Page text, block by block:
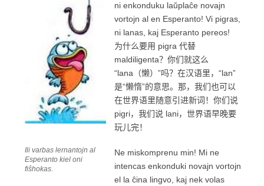
Ili varbas lernantojn al
Esperanto kiel oni
fiŝhokas.
ni enkonduku laŭplaĉe novajn
vortojn al en Esperanto! Vi pigras,
ni lanas, kaj Esperanto pereos!
为什么要用 pigra 代替
maldiligenta？你们就这么
“lana（懒）”吗？在汉语里，“lan”
是“懒惰”的意思。那，我们也可以
在世界语里随意引进新词！你们说
pigri，我们说 lani，世界语早晚要
玩儿完！
Ne miskomprenu min! Mi ne
intencas enkonduki novajn vortojn
el la ĉina lingvo, kaj nek volas